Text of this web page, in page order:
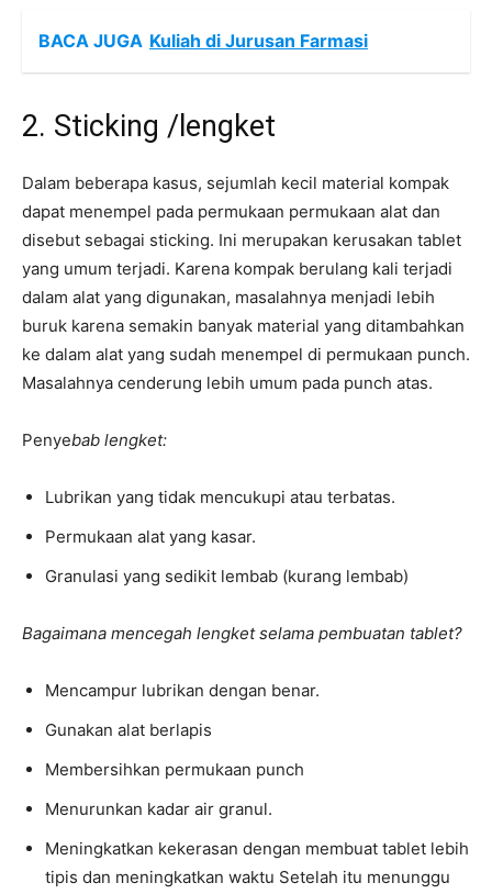
BACA JUGA Kuliah di Jurusan Farmasi
2. Sticking /lengket
Dalam beberapa kasus, sejumlah kecil material kompak
dapat menempel pada permukaan permukaan alat dan
disebut sebagai sticking. Ini merupakan kerusakan tablet
yang umum terjadi. Karena kompak berulang kali terjadi
dalam alat yang digunakan, masalahnya menjadi lebih
buruk karena semakin banyak material yang ditambahkan
ke dalam alat yang sudah menempel di permukaan punch.
Masalahnya cenderung lebih umum pada punch atas.
Penyebab lengket:
Lubrikan yang tidak mencukupi atau terbatas.
Permukaan alat yang kasar.
Granulasi yang sedikit lembab (kurang lembab)
Bagaimana mencegah lengket selama pembuatan tablet?
Mencampur lubrikan dengan benar.
Gunakan alat berlapis
Membersihkan permukaan punch
Menurunkan kadar air granul.
Meningkatkan kekerasan dengan membuat tablet lebih
tipis dan meningkatkan waktu Setelah itu menunggu